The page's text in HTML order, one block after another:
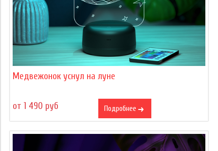
Медвежонок уснул на луне
от 1 490 руб Подробнее